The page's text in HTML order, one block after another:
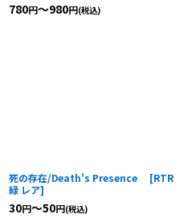
780円～980円(税込)
死の存在/Death's Presence [RTR
緑 レア]
30円～50円(税込)